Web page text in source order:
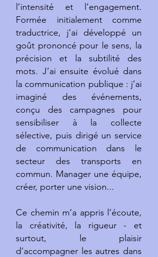
l’intensité et l’engagement.
Formée initialement comme
traductrice, j’ai développé un
goût prononcé pour le sens, la
précision et la subtilité des
mots. J’ai ensuite évolué dans
la communication publique : j’ai
imaginé des événements,
conçu des campagnes pour
sensibiliser à la collecte
sélective, puis dirigé un service
de communication dans le
secteur des transports en
commun. Manager une équipe,
créer, porter une vision...
Ce chemin m’a appris l’écoute,
la créativité, la rigueur - et
surtout, le plaisir
d’accompagner les autres dans